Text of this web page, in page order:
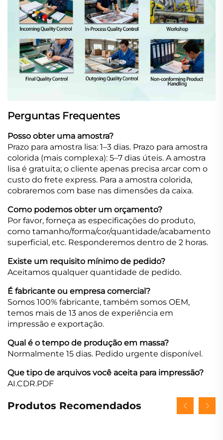
Perguntas Frequentes
Posso obter uma amostra?
Prazo para amostra lisa: 1–3 dias. Prazo para amostra
colorida (mais complexa): 5–7 dias úteis. A amostra
lisa é gratuita; o cliente apenas precisa arcar com o
custo do frete express. Para a amostra colorida,
cobraremos com base nas dimensões da caixa.
Como podemos obter um orçamento?
Por favor, forneça as especificações do produto,
como tamanho/forma/cor/quantidade/acabamento
superficial, etc. Responderemos dentro de 2 horas.
Existe um requisito mínimo de pedido?
Aceitamos qualquer quantidade de pedido.
É fabricante ou empresa comercial?
Somos 100% fabricante, também somos OEM,
temos mais de 13 anos de experiência em
impressão e exportação.
Qual é o tempo de produção em massa?
Normalmente 15 dias. Pedido urgente disponível.
Que tipo de arquivos você aceita para impressão?
AI.CDR.PDF
Produtos Recomendados